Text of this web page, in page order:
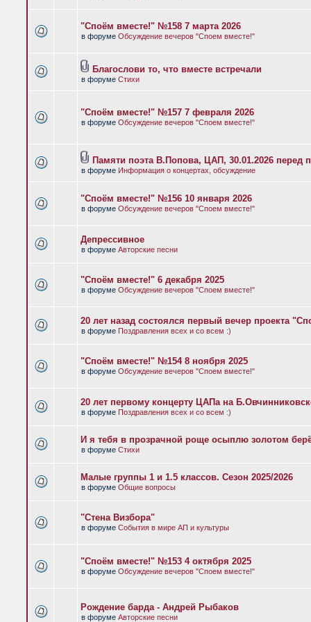
"Споём вместе!" №158 7 марта 2026
в форуме Обсуждение вечеров "Споем вместе!"
Благослови то, что вместе встречали
в форуме Стихи
"Споём вместе!" №157 7 февраля 2026
в форуме Обсуждение вечеров "Споем вместе!"
Памяти поэта В.Попова, ЦАП, 30.01.2026 перед
в форуме Информация о концертах, обсуждение
"Споём вместе!" №156 10 января 2026
в форуме Обсуждение вечеров "Споем вместе!"
Депрессивное
в форуме Авторские песни
"Споём вместе!" 6 декабря 2025
в форуме Обсуждение вечеров "Споем вместе!"
20 лет назад состоялся первый вечер проекта
в форуме Поздравления всех и со всем :)
"Споём вместе!" №154 8 ноября 2025
в форуме Обсуждение вечеров "Споем вместе!"
20 лет первому концерту ЦАПа на
в форуме Поздравления всех и со всем :)
И я тебя в прозрачной роще осыплю золотом
в форуме Стихи
Малые группы 1 и 1.5 классов. Сезон 2025/2026
в форуме Общие вопросы
"Стена Визбора"
в форуме События в мире АП и культуры
"Споём вместе!" №153 4 октября 2025
в форуме Обсуждение вечеров "Споем вместе!"
Рождение барда - Андрей Рыбаков
в форуме Авторские песни